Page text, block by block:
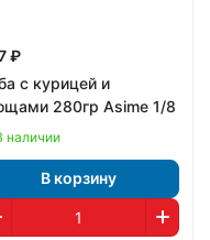
₽
с курицей и
280гр Asime 1/8
наличии
В корзину